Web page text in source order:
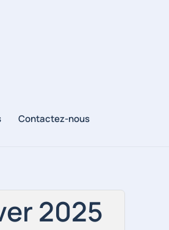
Contactez-nous
2025